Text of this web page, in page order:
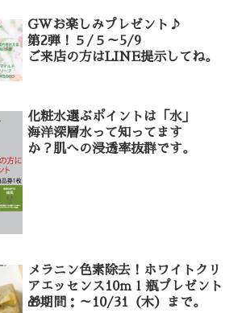
GWお楽しみプレゼント♪
第2弾！５/５～5/9
ご来店の方はLINE提示してね。
化粧水選ぶポイントは「水」
海洋深層水って知ってます
か？肌への浸透率抜群です。
メラニン色素除去！ホワイトクリ
アエッセンス10ｍｌ瓶プレゼント
🎁期間：～10/31（木）まで。